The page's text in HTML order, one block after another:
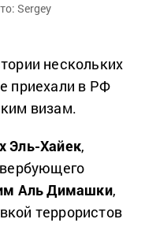
Sergey
нескольких
приехали в РФ
визам.
Эль-Хайек,
Аль Димашки,
террористов